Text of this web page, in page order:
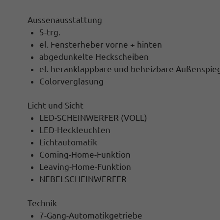
Aussenausstattung
5-trg.
el. Fensterheber vorne + hinten
abgedunkelte Heckscheiben
el. heranklappbare und beheizbare
Colorverglasung
Licht und Sicht
LED-SCHEINWERFER (VOLL)
LED-Heckleuchten
Lichtautomatik
Coming-Home-Funktion
Leaving-Home-Funktion
NEBELSCHEINWERFER
Technik
7-Gang-Automatikgetriebe